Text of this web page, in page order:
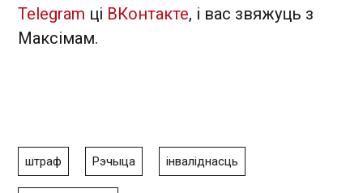
Telegram ці ВКонтакте, і вас звяжуць з
Максімам.
штраф Рэчыца інваліднасць